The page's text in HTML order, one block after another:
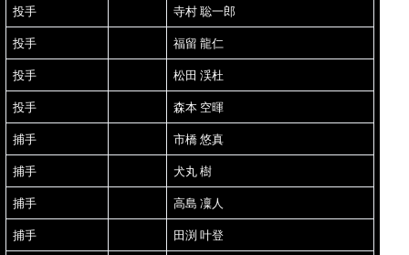
投手 寺村 聡一郎
投手 福留 龍仁
投手 松田 渓杜
投手 森本 空暉
捕手 市橋 悠真
捕手 犬丸 樹
捕手 高島 凜人
捕手 田渕 叶登